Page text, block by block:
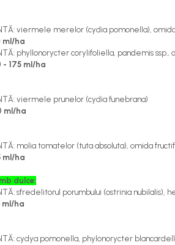
sol
gel
viermele merelor (cydia pomonella),
ml/ha
phyllonorycter corylifoliella, pandemis
- 175 ml/ha
viermele prunelor (cydia funebrana)
ml/ha
molia tomatelor (tuta absoluta), omida
ml/ha
dulce:
sfredelitorul porumbului (ostrinia nubilalis),
ml/ha
cydya pomonella, phylonorycter